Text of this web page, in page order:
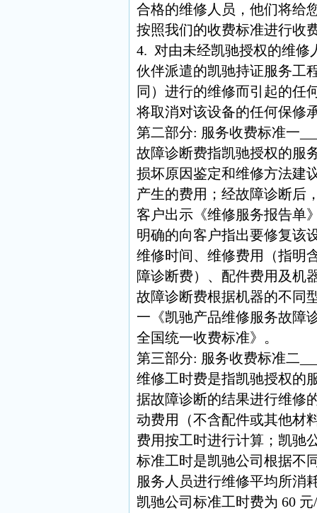
合格的维修人员，他们将给
按照我们的收费标准进行收
4. 对由未经凯驰授权的维修
伙伴派遣的凯驰持证服务工
同）进行的维修而引起的任
将取消对该设备的任何保修
第二部分: 服务收费标准一
故障诊断费指凯驰授权的服
损坏原因鉴定和维修方法建
产生的费用；经故障诊断后
客户出示《维修服务报告单
明确的向客户指出要修复该
维修时间、维修费用（指明
障诊断费）、配件费用及机
故障诊断费根据机器的不同
一《凯驰产品维修服务故障
全国统一收费标准》。
第三部分: 服务收费标准二
维修工时费是指凯驰授权的
据故障诊断的结果进行维修
动费用（不含配件或其他材
费用按工时进行计算；凯驰
标准工时是凯驰公司根据不
服务人员进行维修平均所消
凯驰公司标准工时费为 60